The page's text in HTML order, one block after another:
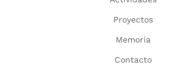
Proyectos
Memoria
Contacto